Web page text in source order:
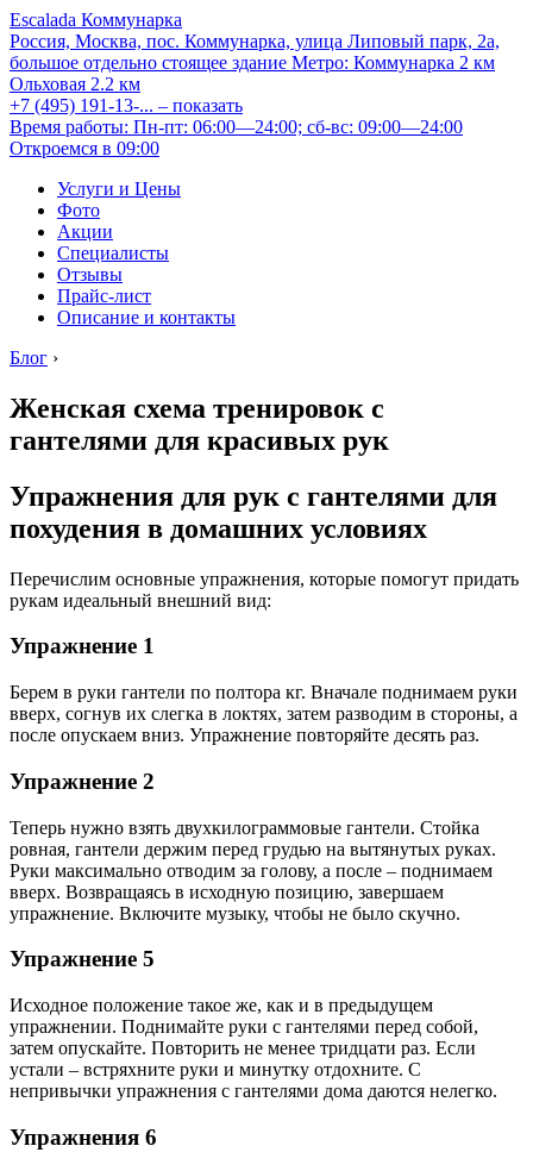
Escalada Коммунарка
Россия, Москва, пос. Коммунарка, улица Липовый парк, 2а,
большое отдельно стоящее здание Метро: Коммунарка 2 км
Ольховая 2.2 км
+7 (495) 191-13-... – показать
Время работы: Пн-пт: 06:00—24:00; сб-вс: 09:00—24:00
Откроемся в 09:00
Услуги и Цены
Фото
Акции
Специалисты
Отзывы
Прайс-лист
Описание и контакты
Блог ›
Женская схема тренировок с
гантелями для красивых рук
Упражнения для рук с гантелями для
похудения в домашних условиях
Перечислим основные упражнения, которые помогут придать
рукам идеальный внешний вид:
Упражнение 1
Берем в руки гантели по полтора кг. Вначале поднимаем руки
вверх, согнув их слегка в локтях, затем разводим в стороны, а
после опускаем вниз. Упражнение повторяйте десять раз.
Упражнение 2
Теперь нужно взять двухкилограммовые гантели. Стойка
ровная, гантели держим перед грудью на вытянутых руках.
Руки максимально отводим за голову, а после – поднимаем
вверх. Возвращаясь в исходную позицию, завершаем
упражнение. Включите музыку, чтобы не было скучно.
Упражнение 5
Исходное положение такое же, как и в предыдущем
упражнении. Поднимайте руки с гантелями перед собой,
затем опускайте. Повторить не менее тридцати раз. Если
устали – встряхните руки и минутку отдохните. С
непривычки упражнения с гантелями дома даются нелегко.
Упражнения 6